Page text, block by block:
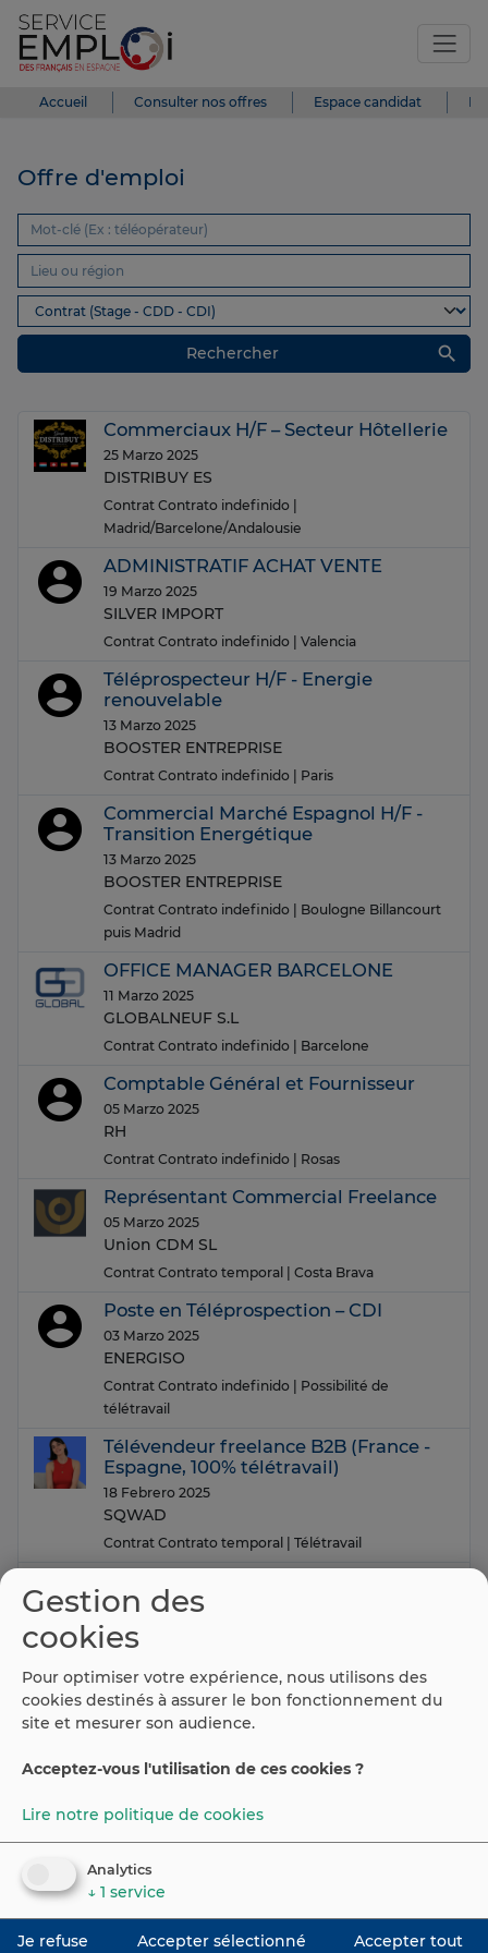
Accueil Consulter nos offres Espace candidat
Offre d'emploi
Rechercher search
Commerciaux H/F – Secteur Hôtellerie
25 Marzo 2025
DISTRIBUY ES
Contrat Contrato indefinido |
Madrid/Barcelone/Andalousie
ADMINISTRATIF ACHAT VENTE
19 Marzo 2025
SILVER IMPORT
Contrat Contrato indefinido | Valencia
Téléprospecteur H/F - Energie
renouvelable
13 Marzo 2025
BOOSTER ENTREPRISE
Contrat Contrato indefinido | Paris
Commercial Marché Espagnol H/F -
Transition Energétique
13 Marzo 2025
BOOSTER ENTREPRISE
Contrat Contrato indefinido | Boulogne Billancourt
puis Madrid
OFFICE MANAGER BARCELONE
11 Marzo 2025
GLOBALNEUF S.L
Contrat Contrato indefinido | Barcelone
Comptable Général et Fournisseur
05 Marzo 2025
RH
Contrat Contrato indefinido | Rosas
Représentant Commercial Freelance
05 Marzo 2025
Union CDM SL
Contrat Contrato temporal | Costa Brava
Poste en Téléprospection – CDI
03 Marzo 2025
ENERGISO
Contrat Contrato indefinido | Possibilité de
télétravail
Télévendeur freelance B2B (France -
Espagne, 100% télétravail)
18 Febrero 2025
SQWAD
Contrat Contrato temporal | Télétravail
18 Febrero 2025
Toledano 2023 SL
©2026Espaiweb
Política de privacidad y aviso legal
Cookie
Gestion des
cookies
Pour optimiser votre expérience, nous utilisons des
cookies destinés à assurer le bon fonctionnement du
site et mesurer son audience.
Acceptez-vous l'utilisation de ces cookies ?
Lire notre politique de cookies
Analytics
↓ 1 service
Je refuse Accepter sélectionné Accepter tout